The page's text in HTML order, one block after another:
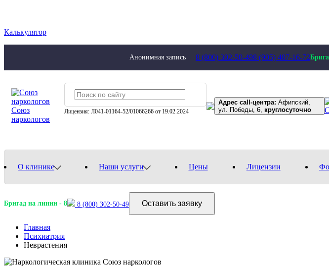
Калькулятор
Анонимная запись 8 (800) 302-50-498 (905) 407-16-72
Союз
наркологов
Лицензия: Л041-01164-52/01066266 от 19.02.2024
Адрес call-центра:
ул. Победы, 6, круглосуточно
О клинике Наши услуги Цены Лицензии
Бригад на линии - 8 8 (800) 302-50-49 Оставить заявку
Главная
Психиатрия
Неврастения